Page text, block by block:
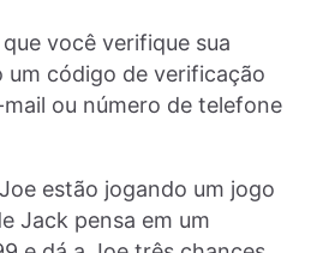
você verifique sua
um código de verificação
ou número de telefone
estão jogando um jogo
Jack pensa em um